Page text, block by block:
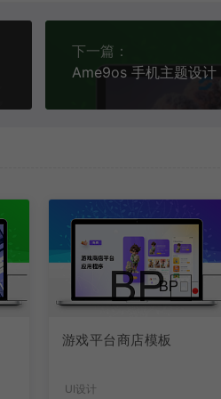
下一篇：
Ame9os 手机主题设计
游戏平台商店模板
UI设计